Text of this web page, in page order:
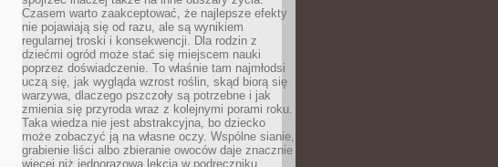
Czasem warto zaakceptować, że najlepsze efekty
nie pojawiają się od razu, ale są wynikiem
regularnej troski i konsekwencji. Dla rodzin z
dziećmi ogród może stać się miejscem nauki
poprzez doświadczenie. To właśnie tam najmłodsi
uczą się, jak wygląda wzrost roślin, skąd biorą się
warzywa, dlaczego pszczoły są potrzebne i jak
zmienia się przyroda wraz z kolejnymi porami roku.
Taka wiedza nie jest abstrakcyjna, bo dziecko
może zobaczyć ją na własne oczy. Wspólne sianie,
grabienie liści albo zbieranie owoców daje znacznie
więcej niż jednorazowa lekcja w podręczniku.